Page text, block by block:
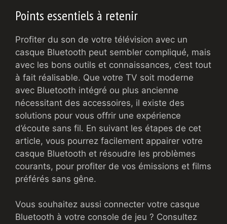
Points essentiels à retenir
Profiter du son de votre télévision avec un
casque Bluetooth peut sembler compliqué, mais
avec les bons outils et connaissances, c’est tout
à fait réalisable. Que votre TV soit moderne
avec Bluetooth intégré ou plus ancienne
nécessitant des accessoires, il existe des
solutions pour vous offrir une expérience
d’écoute sans fil. En suivant les étapes de cet
article, vous pourrez facilement appairer votre
casque Bluetooth et résoudre les problèmes
courants, pour profiter de vos émissions et films
préférés sans gêne.
Vous souhaitez aussi connecter votre casque
Bluetooth à votre console de jeu ? Consultez